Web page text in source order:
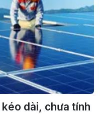
dài, chưa tính